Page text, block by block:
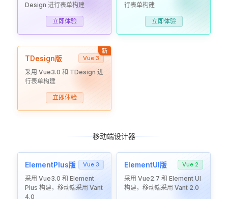
Design 进行表单构建
立即体验
行表单构建
立即体验
新
TDesign版 Vue 3
采用 Vue3.0 和 TDesign 进
行表单构建
立即体验
移动端设计器
ElementPlus版 Vue 3
采用 Vue3.0 和 Element
Plus 构建，移动端采用 Vant
4.0
ElementUI版 Vue 2
采用 Vue2.7 和 Element UI
构建，移动端采用 Vant 2.0